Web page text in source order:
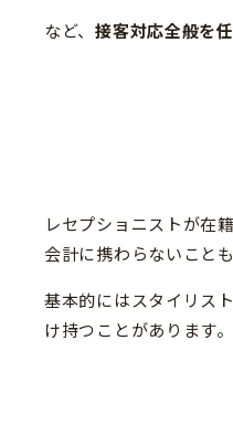
など、接客対応全般を
レセプショニストが在
会計に携わらないこと
基本的にはスタイリス
け持つことがあります。